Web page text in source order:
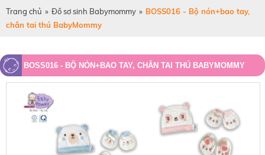
Trang chủ » Đồ sơ sinh Babymommy » BOSS016 - Bộ nón+bao tay,
chân tai thú BabyMommy
BOSS016 - BỘ NÓN+BAO TAY, CHÂN TAI THÚ BABYMOMMY